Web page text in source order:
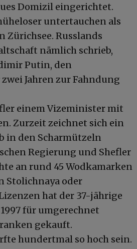
Domizil eingerichtet.
untertauchen als
Zürichsee. Russlands
nämlich schrieb,
Putin, den
Jahren zur Fahndung
einem Vizeminister mit
Zurzeit zeichnet sich ein
in den Scharmützeln
Regierung und Shefler
an rund 45 Wodkamarken
Stolichnaya oder
hat der 37-jährige
für umgerechnet
gekauft.
hundertmal so hoch sein.